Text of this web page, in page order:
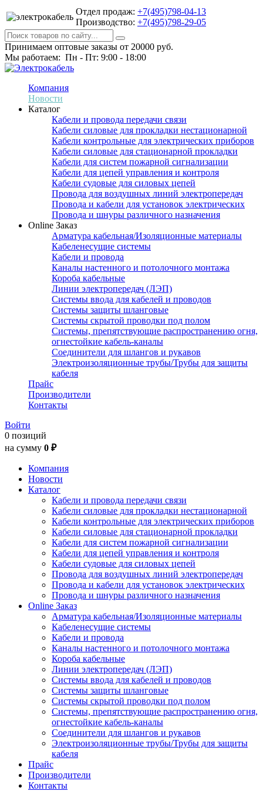
Отдел продаж: +7(495)798-04-13
Производство: +7(495)798-29-05
Принимаем оптовые заказы от 20000 руб.
Мы работаем: Пн - Пт: 9:00 - 18:00
Компания
Новости
Каталог
Кабели и провода передачи связи
Кабели силовые для прокладки нестационарной
Кабели контрольные для электрических приборов
Кабели силовые для стационарной прокладки
Кабели для систем пожарной сигнализации
Кабели для цепей управления и контроля
Кабели судовые для силовых цепей
Провода для воздушных линий электропередач
Провода и кабели для установок электрических
Провода и шнуры различного назначения
Online Заказ
Арматура кабельная/Изоляционные материалы
Кабеленесущие системы
Кабели и провода
Каналы настенного и потолочного монтажа
Короба кабельные
Линии электропередач (ЛЭП)
Системы ввода для кабелей и проводов
Системы защиты шланговые
Системы скрытой проводки под полом
Системы, препятствующие распространению огня,
огнестойкие кабель-каналы
Соединители для шлангов и рукавов
Электроизоляционные трубы/Трубы для защиты
кабеля
Прайс
Производители
Контакты
Войти
0 позиций
на сумму 0 ₽
Компания
Новости
Каталог
Кабели и провода передачи связи
Кабели силовые для прокладки нестационарной
Кабели контрольные для электрических приборов
Кабели силовые для стационарной прокладки
Кабели для систем пожарной сигнализации
Кабели для цепей управления и контроля
Кабели судовые для силовых цепей
Провода для воздушных линий электропередач
Провода и кабели для установок электрических
Провода и шнуры различного назначения
Online Заказ
Арматура кабельная/Изоляционные материалы
Кабеленесущие системы
Кабели и провода
Каналы настенного и потолочного монтажа
Короба кабельные
Линии электропередач (ЛЭП)
Системы ввода для кабелей и проводов
Системы защиты шланговые
Системы скрытой проводки под полом
Системы, препятствующие распространению огня,
огнестойкие кабель-каналы
Соединители для шлангов и рукавов
Электроизоляционные трубы/Трубы для защиты
кабеля
Прайс
Производители
Контакты